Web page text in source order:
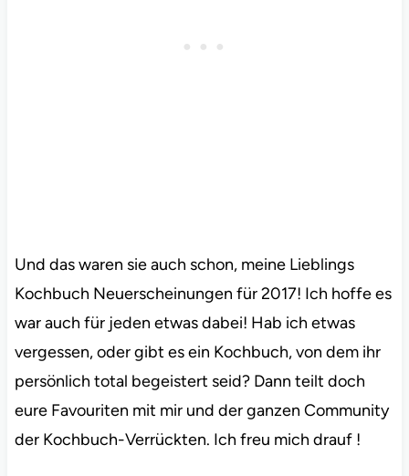
Und das waren sie auch schon, meine Lieblings
Kochbuch Neuerscheinungen für 2017! Ich hoffe es
war auch für jeden etwas dabei! Hab ich etwas
vergessen, oder gibt es ein Kochbuch, von dem ihr
persönlich total begeistert seid? Dann teilt doch
eure Favouriten mit mir und der ganzen Community
der Kochbuch-Verrückten. Ich freu mich drauf !